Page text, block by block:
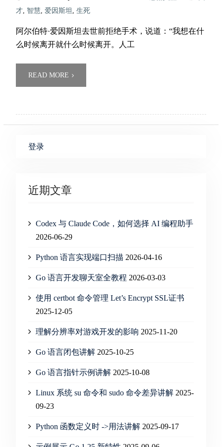
才, 智慧, 爱因斯坦 , 生死
阿尔伯特·爱因斯坦去世前拒绝手术，说道：“我想在什
么时候离开就什么时候离开。人工
READ MORE
登录
近期文章
Codex 与 Claude Code，如何选择 AI 编程助手
2026-06-29
Python 语言实现端口扫描 2026-04-16
Go 语言开发聊天室全教程 2026-03-03
使用 certbot 命令管理 Let’s Encrypt SSL证书
2025-12-05
理解分辨率对游戏开发的影响 2025-11-20
Go 语言闭包讲解 2025-10-25
Go 语言指针示例讲解 2025-10-08
Linux 系统 su 命令和 sudo 命令差异讲解 2025-
09-23
Python 函数定义时 ->用法讲解 2025-09-17